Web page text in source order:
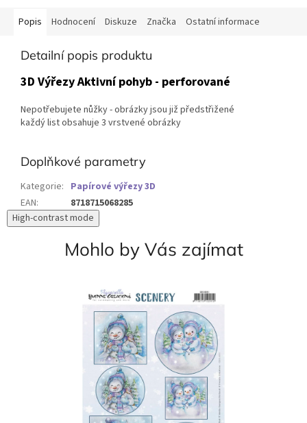
Popis Hodnocení Diskuze Značka Ostatní informace
Detailní popis produktu
3D Výřezy Aktivní pohyb - perforované
Nepotřebujete nůžky - obrázky jsou již předstřižené
každý list obsahuje 3 vrstvené obrázky
Doplňkové parametry
Kategorie: Papírové výřezy 3D
EAN:
8718715068285
High-contrast mode
Mohlo by Vás zajímat